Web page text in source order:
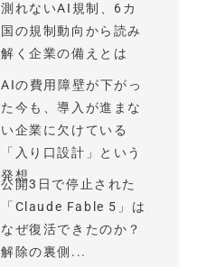
測れないAI規制、6カ
国の規制動向から読み
解く企業の備えとは
AIの費用障壁が下がっ
た今も、導入が進まな
い企業に欠けている
「入り口設計」という
発想
公開3日で停止された
「Claude Fable 5」は
なぜ復活できたのか？
解除の裏側...